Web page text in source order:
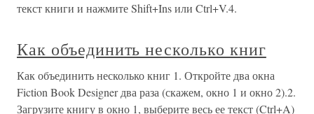
текст книги и нажмите Shift+Ins или Ctrl+V.4.
Как объединить несколько книг
Как объединить несколько книг 1. Откройте два окна
Fiction Book Designer два раза (скажем, окно 1 и окно 2).2.
Загрузите книгу в окно 1, выберите весь ее текст (Ctrl+A)